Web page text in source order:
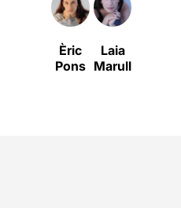
Èric
Pons
Laia
Marull